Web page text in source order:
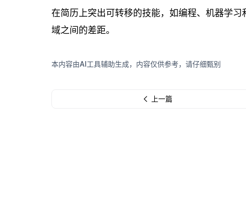
在简历上突出可转移的技能，如编程、机器学
域之间的差距。
本内容由AI工具辅助生成，内容仅供参考，请仔细甄别
上一篇